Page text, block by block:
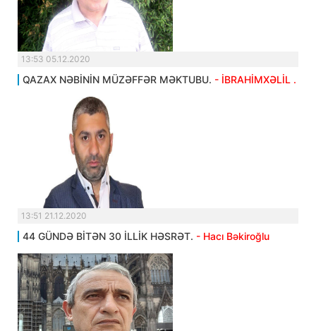
13:53 05.12.2020
QAZAX NƏBİNİN MÜZƏFFƏR MƏKTUBU. - İBRAHİMXƏLİL .
13:51 21.12.2020
44 GÜNDƏ BİTƏN 30 İLLİK HƏSRƏT. - Hacı Bəkiroğlu